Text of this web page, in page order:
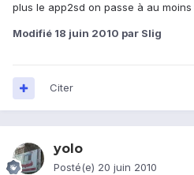
plus le app2sd on passe à au
Modifié 18 juin 2010 par Slig
Citer
yolo
Posté(e) 20 juin 2010